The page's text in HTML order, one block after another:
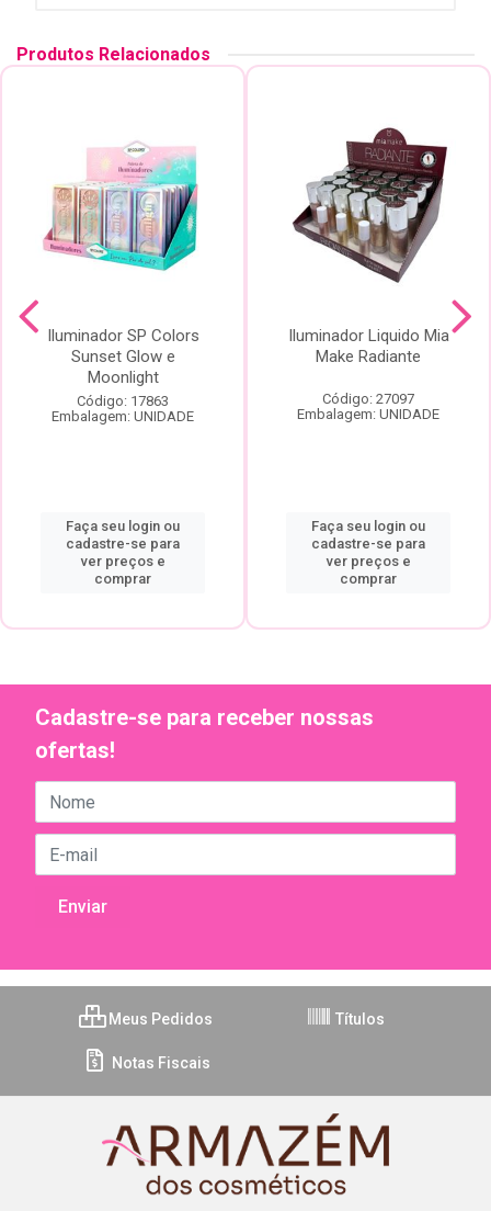
Produtos Relacionados
Iluminador SP Colors
Sunset Glow e
Moonlight
Código: 17863
Embalagem: UNIDADE
Faça seu login ou
cadastre-se para
ver preços e
comprar
Iluminador Liquido Mia
Make Radiante
Código: 27097
Embalagem: UNIDADE
Faça seu login ou
cadastre-se para
ver preços e
comprar
Cadastre-se para receber nossas
ofertas!
Meus Pedidos Títulos
Notas Fiscais